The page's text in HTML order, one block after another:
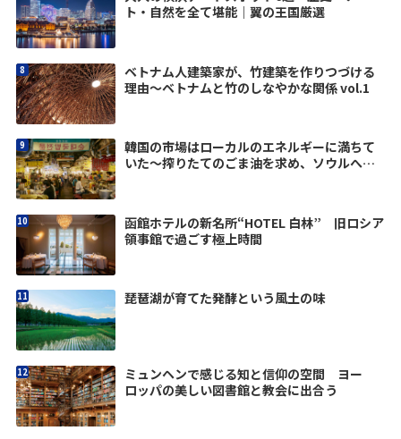
ト・自然を全て堪能｜翼の王国厳選
ベトナム人建築家が、竹建築を作りつづける
理由〜ベトナムと竹のしなやかな関係 vol.1
韓国の市場はローカルのエネルギーに満ちて
いた～搾りたてのごま油を求め、ソウルへ
函館ホテルの新名所“HOTEL 白林” 旧ロシア
領事館で過ごす極上時間
琵琶湖が育てた発酵という風土の味
ミュンヘンで感じる知と信仰の空間 ヨー
ロッパの美しい図書館と教会に出合う